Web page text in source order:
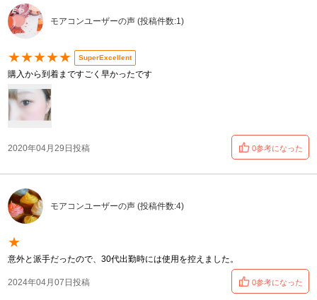
モアコンユーザーの声 (投稿件数:1)
★★★★★ SuperExcellent
購入から到着まですごく早かったです
2020年04月29日投稿 0参考になった
モアコンユーザーの声 (投稿件数:4)
★
意外と派手だったので、30代出勤時には使用を控えました。
2024年04月07日投稿 0参考になった